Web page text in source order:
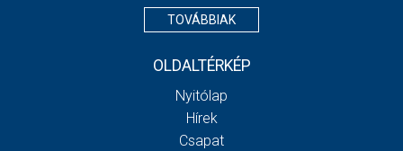
TOVÁBBIAK
OLDALTÉRKÉP
Nyitólap
Hírek
Csapat